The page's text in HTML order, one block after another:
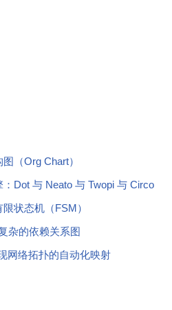
（Org Chart）
Dot 与 Neato 与 Twopi 与 Circo
状态机（FSM）
杂的依赖关系图
网络拓扑的自动化映射